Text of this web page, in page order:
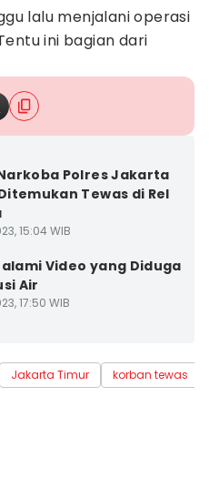
lalu menjalani operasi
ini bagian dari
Polres Jakarta
Tewas di Rel
15:04 WIB
Video yang Diduga
Air
17:50 WIB
Jakarta Timur
korban tewas